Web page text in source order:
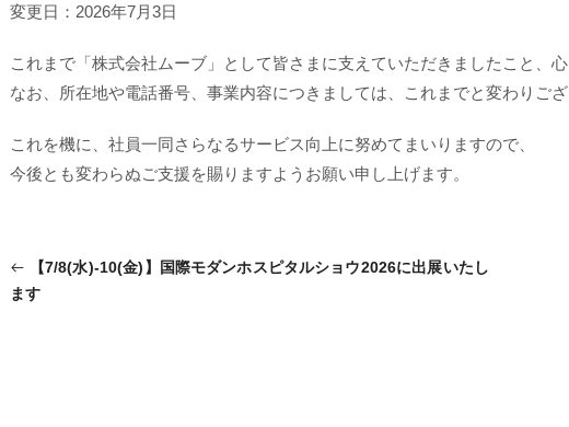
変更日：2026年7月3日
これまで「株式会社ムーブ」として皆さまに支えていただきましたこと、
なお、所在地や電話番号、事業内容につきましては、これまでと変わりご
これを機に、社員一同さらなるサービス向上に努めてまいりますので、
今後とも変わらぬご支援を賜りますようお願い申し上げます。
【7/8(水)-10(金)】国際モダンホスピタルショウ2026に出展いたし
ます